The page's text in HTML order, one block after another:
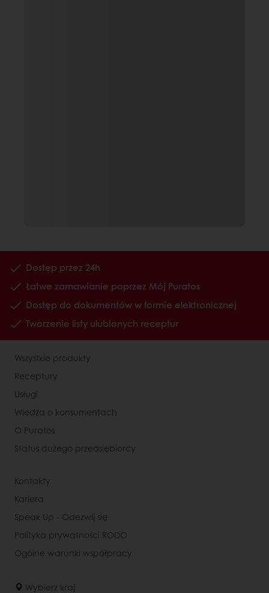
Dostęp przez 24h
Łatwe zamawianie poprzez Mój Puratos
Dostęp do dokumentów w formie elektronicznej
Tworzenie listy ulubionych receptur
Wszystkie produkty
Receptury
Usługi
Wiedza o konsumentach
O Puratos
Status dużego przedsiębiorcy
Kontakty
Kariera
Speak Up - Odezwij się
Polityka prywatności RODO
Ogólne warunki współpracy
Wybierz kraj